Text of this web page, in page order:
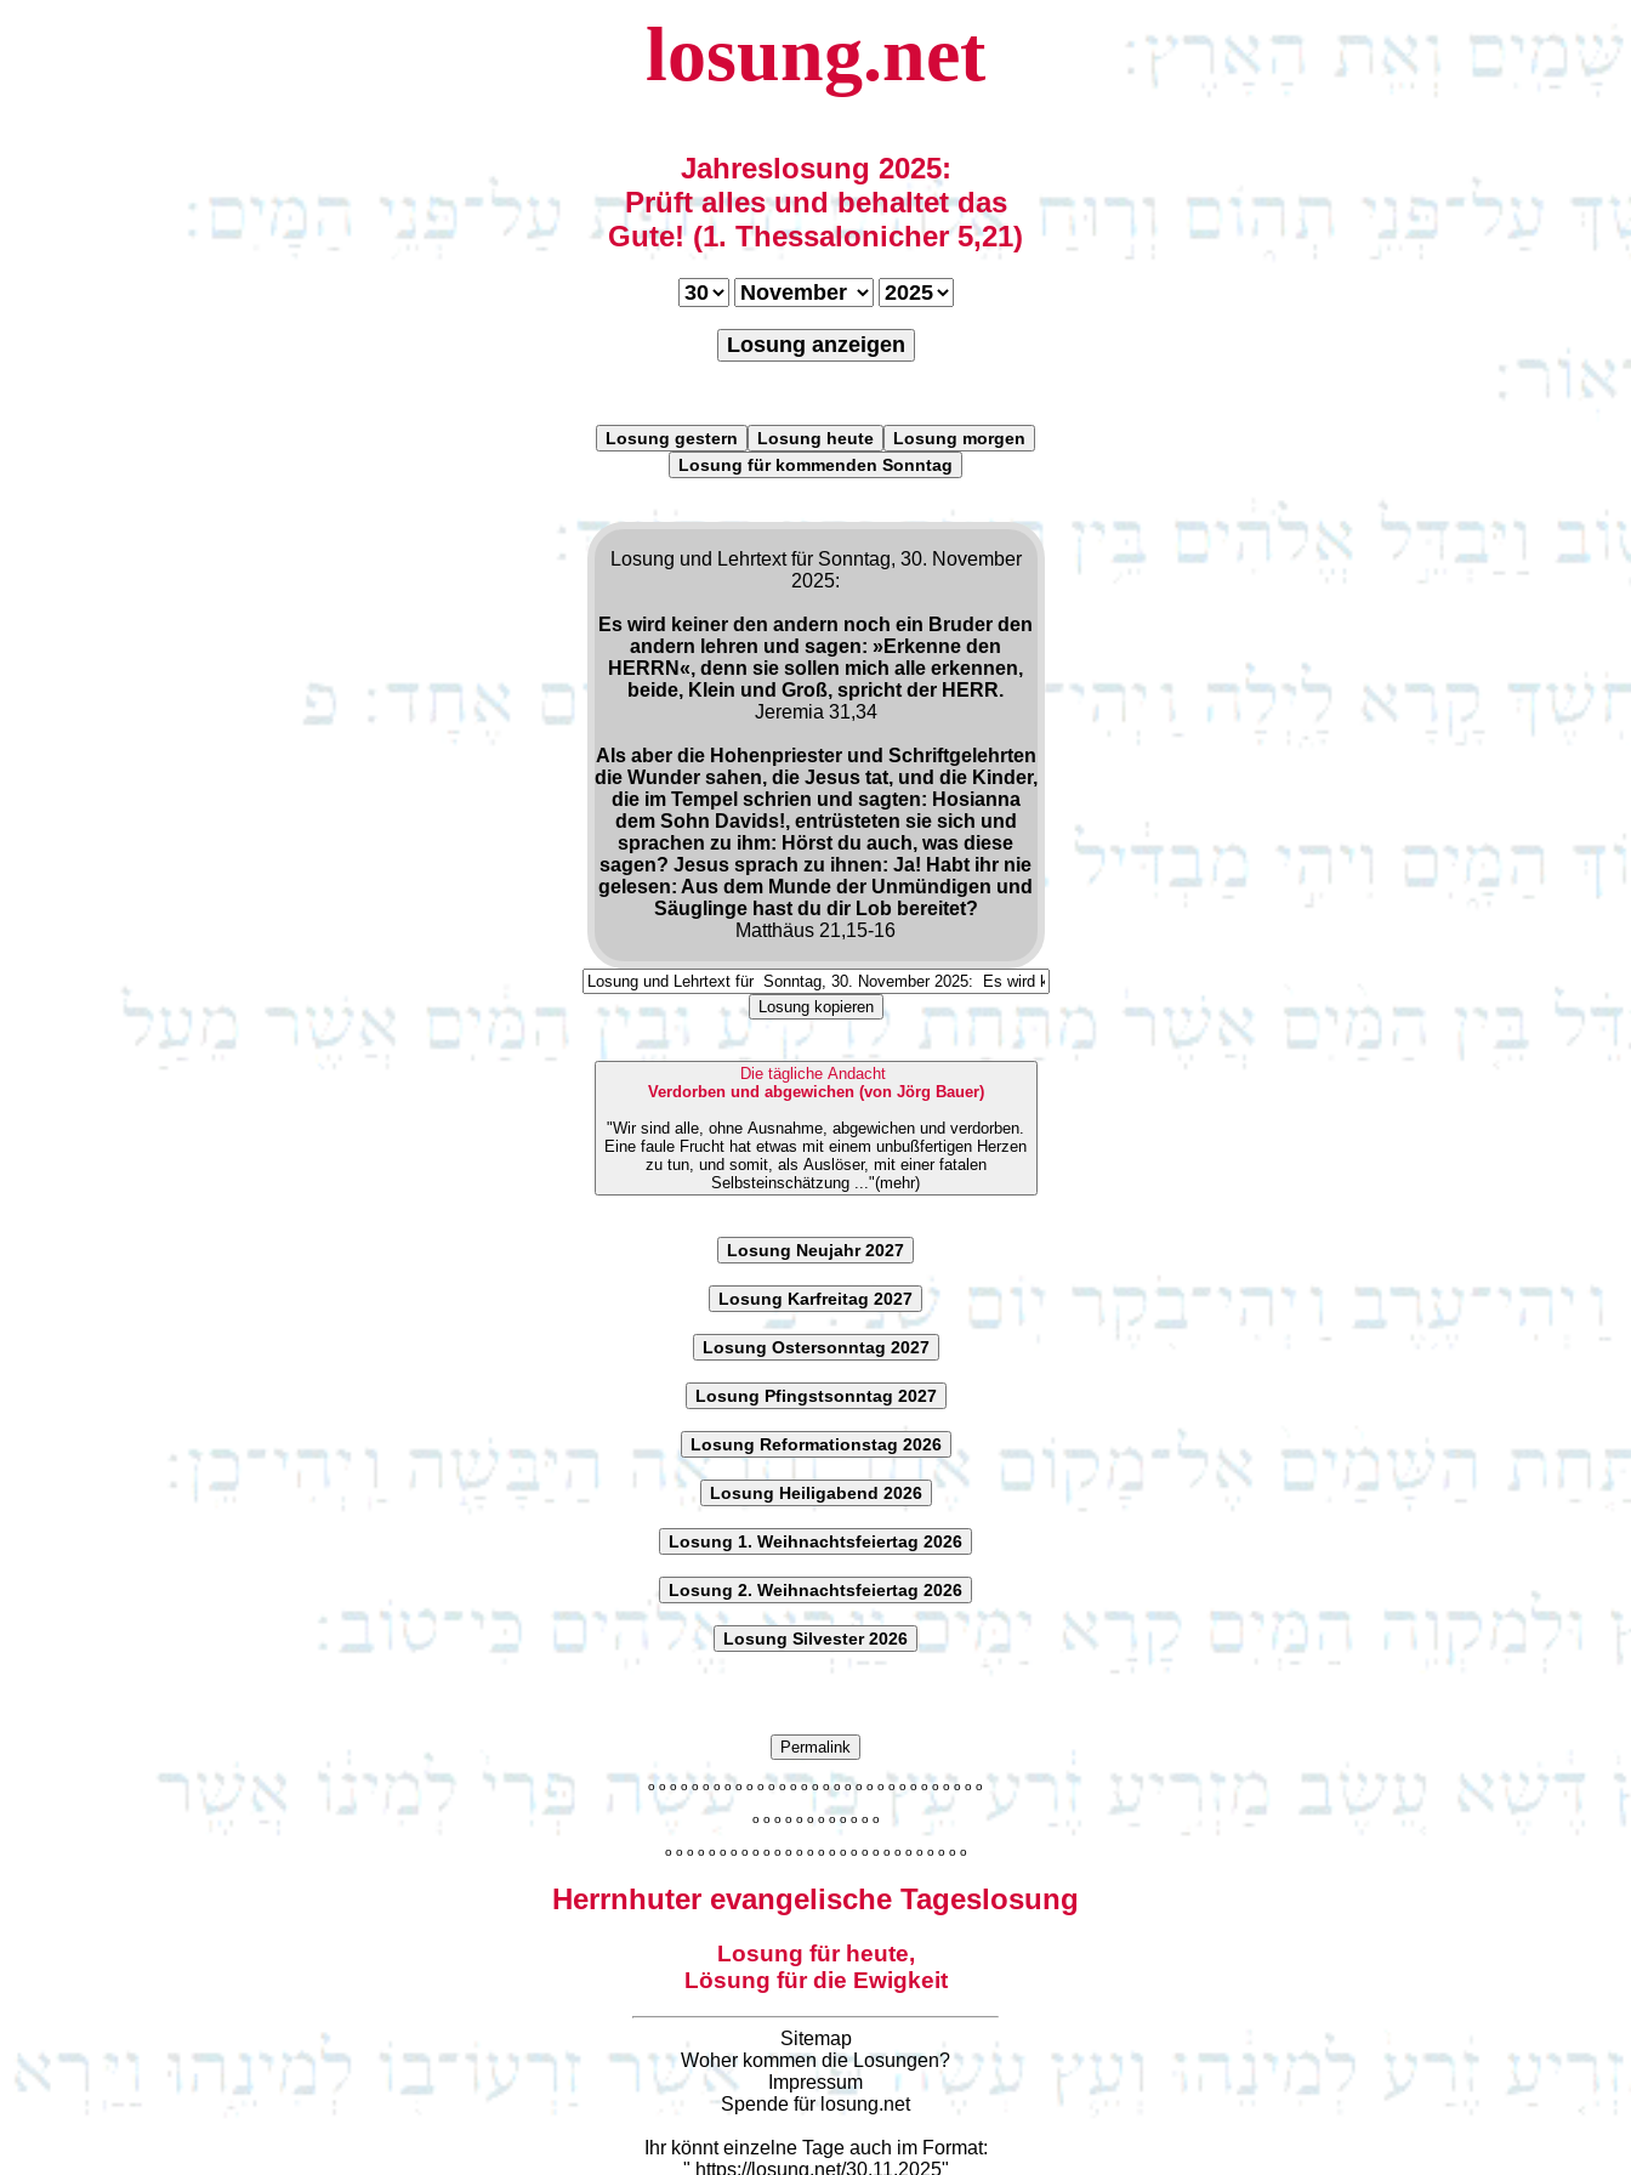
losung.net
Jahreslosung 2025:
Prüft alles und behaltet das
Gute! (1. Thessalonicher 5,21)
Losung anzeigen
Losung gestern Losung heute
Losung morgen
Losung für kommenden Sonntag
Losung und Lehrtext für Sonntag, 30. November
2025:
Es wird keiner den andern noch ein Bruder den
andern lehren und sagen: »Erkenne den
HERRN«, denn sie sollen mich alle erkennen,
beide, Klein und Groß, spricht der HERR.
Jeremia 31,34
Als aber die Hohenpriester und Schriftgelehrten
die Wunder sahen, die Jesus tat, und die Kinder,
die im Tempel schrien und sagten: Hosianna
dem Sohn Davids!, entrüsteten sie sich und
sprachen zu ihm: Hörst du auch, was diese
sagen? Jesus sprach zu ihnen: Ja! Habt ihr nie
gelesen: Aus dem Munde der Unmündigen und
Säuglinge hast du dir Lob bereitet?
Matthäus 21,15-16
Losung kopieren
Die tägliche Andacht
Verdorben und abgewichen (von Jörg Bauer)
"Wir sind alle, ohne Ausnahme, abgewichen und verdorben.
Eine faule Frucht hat etwas mit einem unbußfertigen Herzen
zu tun, und somit, als Auslöser, mit einer fatalen
Selbsteinschätzung ..."(mehr)
Losung Neujahr 2027
Losung Karfreitag 2027
Losung Ostersonntag 2027
Losung Pfingstsonntag 2027
Losung Reformationstag 2026
Losung Heiligabend 2026
Losung 1. Weihnachtsfeiertag 2026
Losung 2. Weihnachtsfeiertag 2026
Losung Silvester 2026
Permalink
o o o o o o o o o o o o o o o o o o o o o o o o o o o o o o o
o o o o o o o o o o o o
o o o o o o o o o o o o o o o o o o o o o o o o o o o o
Herrnhuter evangelische Tageslosung
Losung für heute,
Lösung für die Ewigkeit
Sitemap
Woher kommen die Losungen?
Impressum
Spende für losung.net
Ihr könnt einzelne Tage auch im Format:
" https://losung.net/30.11.2025"